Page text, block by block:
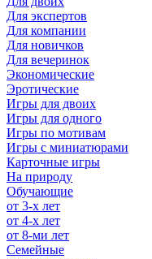
Для экспертов
Для компании
Для новичков
Для вечеринок
Экономические
Эротические
Игры для двоих
Игры для одного
Игры по мотивам
Игры с миниатюрами
Карточные игры
На природу
Обучающие
от 3-х лет
от 4-х лет
от 8-ми лет
Семейные